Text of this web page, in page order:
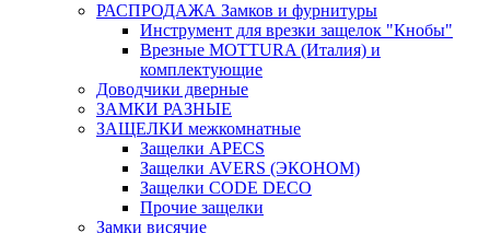
РАСПРОДАЖА Замков и фурнитуры
Инструмент для врезки защелок "Кнобы"
Врезные MOTTURA (Италия) и
комплектующие
Доводчики дверные
ЗАМКИ РАЗНЫЕ
ЗАЩЕЛКИ межкомнатные
Защелки APECS
Защелки AVERS (ЭКОНОМ)
Защелки CODE DECO
Прочие защелки
Замки висячие